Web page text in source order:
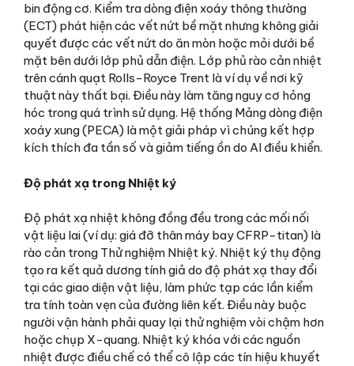
bin động cơ. Kiểm tra dòng điện xoáy thông thường
(ECT) phát hiện các vết nứt bề mặt nhưng không giải
quyết được các vết nứt do ăn mòn hoặc mỏi dưới bề
mặt bên dưới lớp phủ dẫn điện. Lớp phủ rào cản nhiệt
trên cánh quạt Rolls-Royce Trent là ví dụ về nơi kỹ
thuật này thất bại. Điều này làm tăng nguy cơ hỏng
hóc trong quá trình sử dụng. Hệ thống Mảng dòng điện
xoáy xung (PECA) là một giải pháp vì chúng kết hợp
kích thích đa tần số và giảm tiếng ồn do AI điều khiển.
Độ phát xạ trong Nhiệt ký
Độ phát xạ nhiệt không đồng đều trong các mối nối
vật liệu lai (ví dụ: giá đỡ thân máy bay CFRP-titan) là
rào cản trong Thử nghiệm Nhiệt ký. Nhiệt ký thụ động
tạo ra kết quả dương tính giả do độ phát xạ thay đổi
tại các giao diện vật liệu, làm phức tạp các lần kiểm
tra tính toàn vẹn của đường liên kết. Điều này buộc
người vận hành phải quay lại thử nghiệm vòi chậm hơn
hoặc chụp X-quang. Nhiệt ký khóa với các nguồn
nhiệt được điều chế có thể cô lập các tín hiệu khuyết